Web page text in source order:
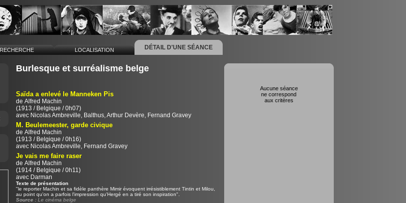
LOCALISATION DÉTAIL D'UNE SÉANCE
Burlesque et surréalisme belge
Saïda a enlevé le Manneken Pis
de Alfred Machin
(1913 / Belgique / 0h07)
avec Nicolas Ambreville, Balthus, Arthur Devère, Fernand Gravey
M. Beulemeester, garde civique
de Alfred Machin
(1913 / Belgique / 0h16)
avec Nicolas Ambreville, Fernand Gravey
Je vais me faire raser
de Alfred Machin
(1914 / Belgique / 0h11)
avec Darman
Texte de présentation
"le reporter Machin et sa fidèle panthère Mimir évoquent irrésistiblement Tintin et Milou,
au point qu'on a parfois l'impression qu'Hergé en a tiré son inspiration".
Source : Le cinéma belge
Aucune séance
ne correspond
aux critères